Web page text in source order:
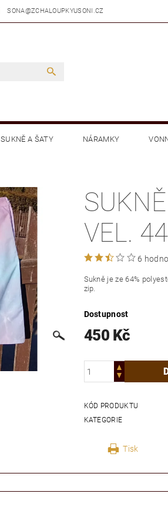
SONA@ZCHALOUPKYUSONI.CZ
SUKNĚ A ŠATY NÁRAMKY
VEL. 44
6
Sukně je ze 64%
zip.
Dostupnost
450 Kč
KÓD PRODUKTU
KATEGORIE
Tisk